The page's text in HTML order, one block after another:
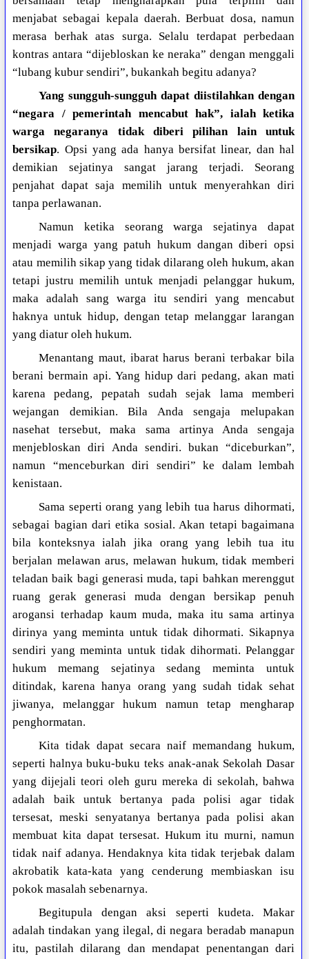
menjabat sebagai kepala daerah. Berbuat dosa, namun
merasa berhak atas surga. Selalu terdapat perbedaan
kontras antara “dijebloskan ke neraka” dengan menggali
“lubang kubur sendiri”, bukankah begitu adanya?
Yang sungguh-sungguh dapat diistilahkan dengan
“negara / pemerintah mencabut hak”, ialah ketika
warga negaranya tidak diberi pilihan lain untuk
bersikap. Opsi yang ada hanya bersifat linear, dan hal
demikian sejatinya sangat jarang terjadi. Seorang
penjahat dapat saja memilih untuk menyerahkan diri
tanpa perlawanan.
Namun ketika seorang warga sejatinya dapat
menjadi warga yang patuh hukum dangan diberi opsi
atau memilih sikap yang tidak dilarang oleh hukum, akan
tetapi justru memilih untuk menjadi pelanggar hukum,
maka adalah sang warga itu sendiri yang mencabut
haknya untuk hidup, dengan tetap melanggar larangan
yang diatur oleh hukum.
Menantang maut, ibarat harus berani terbakar bila
berani bermain api. Yang hidup dari pedang, akan mati
karena pedang, pepatah sudah sejak lama memberi
wejangan demikian. Bila Anda sengaja melupakan
nasehat tersebut, maka sama artinya Anda sengaja
menjebloskan diri Anda sendiri. bukan “diceburkan”,
namun “menceburkan diri sendiri” ke dalam lembah
kenistaan.
Sama seperti orang yang lebih tua harus dihormati,
sebagai bagian dari etika sosial. Akan tetapi bagaimana
bila konteksnya ialah jika orang yang lebih tua itu
berjalan melawan arus, melawan hukum, tidak memberi
teladan baik bagi generasi muda, tapi bahkan merenggut
ruang gerak generasi muda dengan bersikap penuh
arogansi terhadap kaum muda, maka itu sama artinya
dirinya yang meminta untuk tidak dihormati. Sikapnya
sendiri yang meminta untuk tidak dihormati. Pelanggar
hukum memang sejatinya sedang meminta untuk
ditindak, karena hanya orang yang sudah tidak sehat
jiwanya, melanggar hukum namun tetap mengharap
penghormatan.
Kita tidak dapat secara naif memandang hukum,
seperti halnya buku-buku teks anak-anak Sekolah Dasar
yang dijejali teori oleh guru mereka di sekolah, bahwa
adalah baik untuk bertanya pada polisi agar tidak
tersesat, meski senyatanya bertanya pada polisi akan
membuat kita dapat tersesat. Hukum itu murni, namun
tidak naif adanya. Hendaknya kita tidak terjebak dalam
akrobatik kata-kata yang cenderung membiaskan isu
pokok masalah sebenarnya.
Begitupula dengan aksi seperti kudeta. Makar
adalah tindakan yang ilegal, di negara beradab manapun
itu, pastilah dilarang dan mendapat penentangan dari